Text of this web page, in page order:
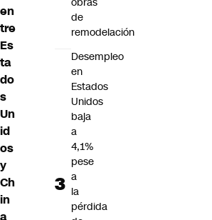
en
tre
Es
ta
do
s
Un
id
os
y
Ch
in
a
de
remodelación
Desempleo
en
Estados
Unidos
baja
a
4,1%
pese
a
la
pérdida